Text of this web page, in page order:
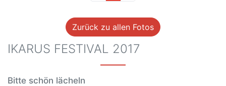
Zurück zu allen Fotos
IKARUS FESTIVAL 2017
Bitte schön lächeln